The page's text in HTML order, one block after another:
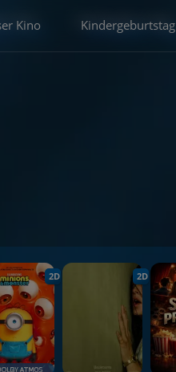
Kino Kindergeburtstag
2D 2D